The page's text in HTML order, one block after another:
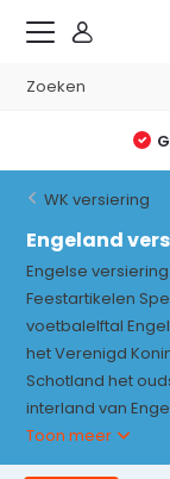
WK versiering
Engeland
Engelse
Feestartikelen
voetbalelftal
het Verenigd
Schotland het
interland van
Toon meer